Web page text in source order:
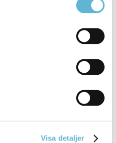
Visa detaljer